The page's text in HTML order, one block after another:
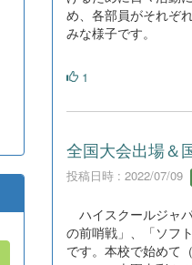
め、各部員がそれぞ
みな様子です。
1
全国大会出場＆
投稿日時 : 2022/07/09
ハイスクールジャ
の前哨戦」、「ソフ
です。本校で始めて